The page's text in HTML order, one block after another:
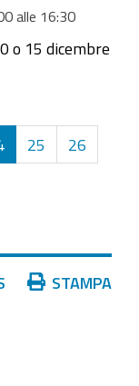
alle 16:30
o 15 dicembre
25 26
STAMPA